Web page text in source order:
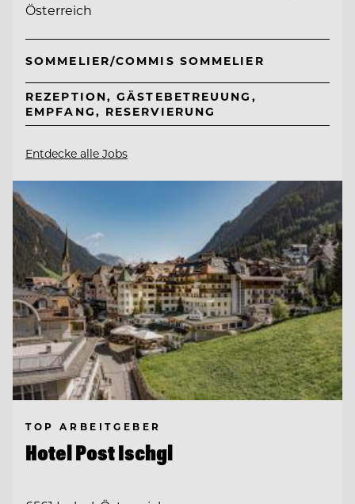
Österreich
SOMMELIER/COMMIS SOMMELIER
REZEPTION, GÄSTEBETREUUNG,
EMPFANG, RESERVIERUNG
Entdecke alle Jobs
TOP ARBEITGEBER
Hotel Post Ischgl